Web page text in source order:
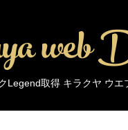
Legend取得 キラクヤ ウエ
web